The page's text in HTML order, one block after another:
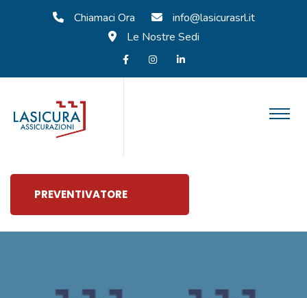
Chiamaci Ora
info@lasicurasrl.it
Le Nostre Sedi
PREVENTIVATORE